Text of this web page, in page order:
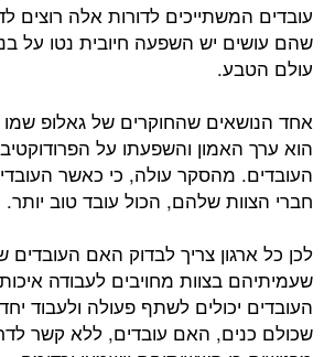
עובדים המשתייכים לדורות אלה רוצים
שהם עושים יש השפעה חיובית נטו על
עולם הטבע.
אחד הנושאים שהחוקרים של גאלופ
הוא ערך האמון והשפעתו על
העובדים. מהסקר עולה, כי כאשר
חברי הצוות שלהם, הכול עובד טוב יותר.
לכן כל ארגון צריך לבדוק האם העובדים
שעמיתיהם בצוות מחויבים לעבודה
העובדים יכולים לשתף פעולה ולעבוד
שכולם כנים, האם עובדים, ללא קשר